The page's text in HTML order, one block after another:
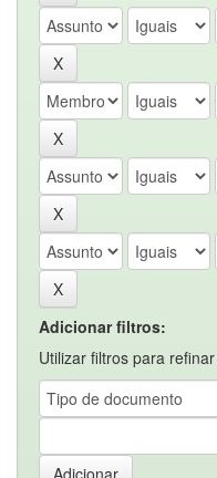
Adicionar filtros:
Utilizar filtros para